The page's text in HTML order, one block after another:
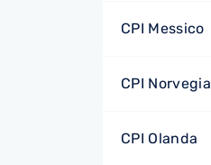
CPI Messico
CPI Norvegia
CPI Olanda